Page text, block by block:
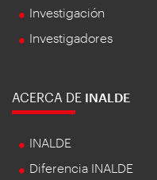
Investigación
Investigadores
ACERCA DE INALDE
INALDE
Diferencia INALDE